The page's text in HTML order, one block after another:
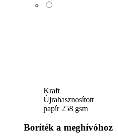
Kraft
Újrahasznosított
papír 258 gsm
Boríték a meghívóhoz